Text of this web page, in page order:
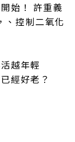
始！ 許重義
控制二氧化
越年輕
經好老？